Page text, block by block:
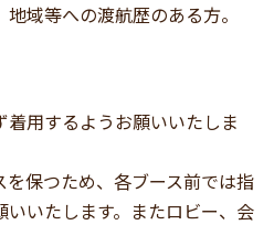
域等への渡航歴のある方。
着用するようお願いいたしま
を保つため、各ブース前では指
いたします。またロビー、会